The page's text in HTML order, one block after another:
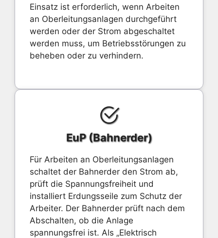
Einsatz ist erforderlich, wenn Arbeiten
an Oberleitungsanlagen durchgeführt
werden oder der Strom abgeschaltet
werden muss, um Betriebsstörungen zu
beheben oder zu verhindern.
EuP (Bahnerder)
Für Arbeiten an Oberleitungsanlagen
schaltet der Bahnerder den Strom ab,
prüft die Spannungsfreiheit und
installiert Erdungsseile zum Schutz der
Arbeiter. Der Bahnerder prüft nach dem
Abschalten, ob die Anlage
spannungsfrei ist. Als „Elektrisch